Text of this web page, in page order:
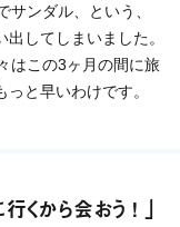
ンダル、という、
してしまいました。
はこの3ヶ月の間に旅
と早いわけです。
くから会おう ! 」